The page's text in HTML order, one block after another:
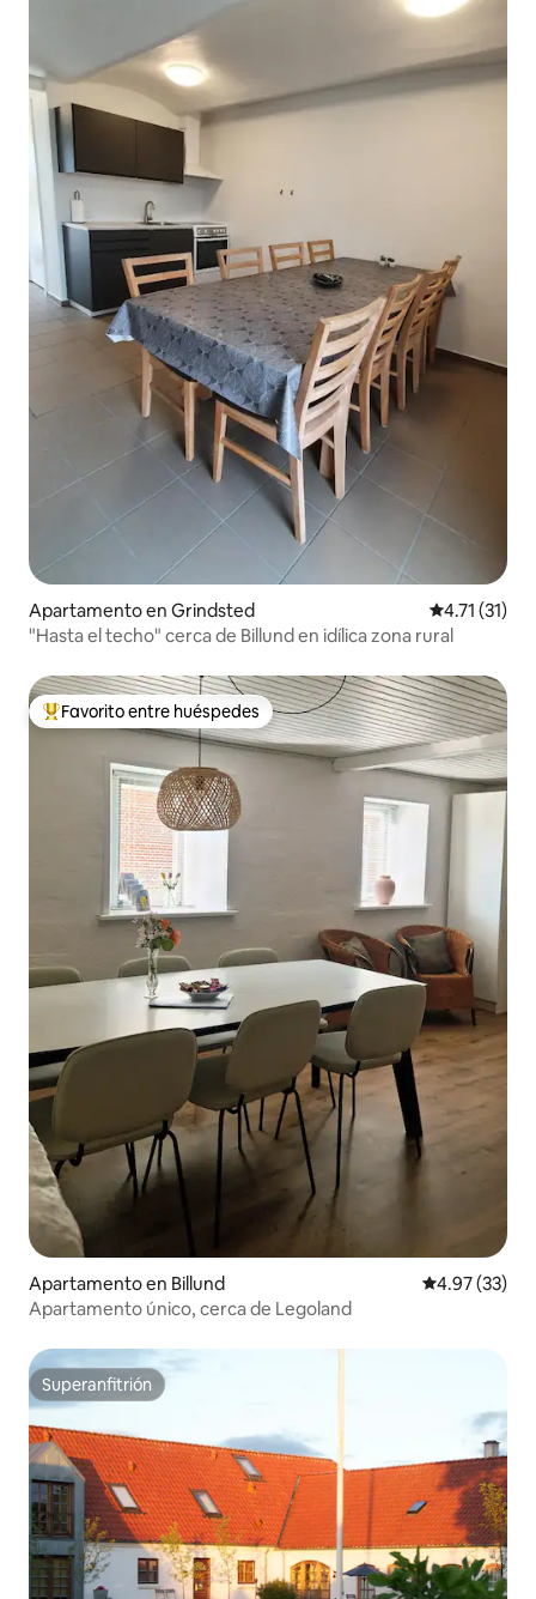
Apartamento en Grindsted Calificación
4.71 (31)
"Hasta el techo" cerca de Billund en idílica zona rural
Favorito entre huéspedes preferido
Favorito entre huéspedes
Apartamento en Billund Calificación
4.97 (33)
Apartamento único, cerca de Legoland
Superanfitrión
Superanfitrión